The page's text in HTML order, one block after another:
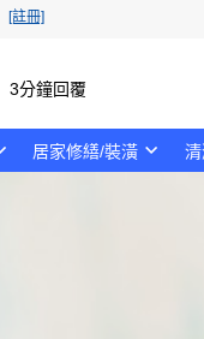
[註冊]
分鐘回覆
居家修繕/裝潢